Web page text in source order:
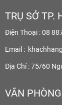
TRỤ SỞ TP.
Điện Thoại : 08
Email :
Địa Chỉ : 75/60
VĂN